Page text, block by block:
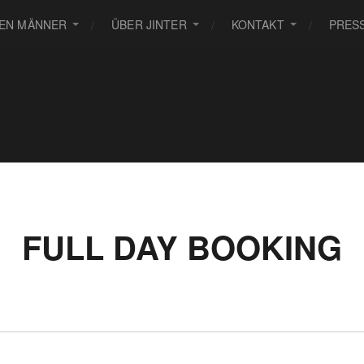
MÄNNER ÜBER JINTER KONTAKT
FULL DAY BOOKING